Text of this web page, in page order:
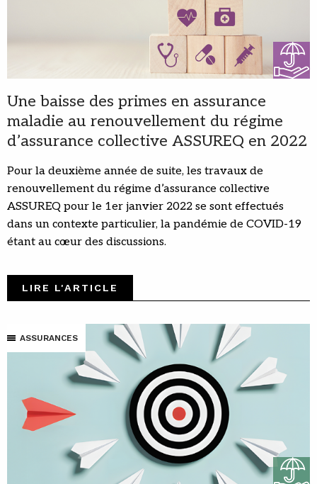
Une baisse des primes en assurance
maladie au renouvellement du régime
d’assurance collective ASSUREQ en 2022
Pour la deuxième année de suite, les travaux de
renouvellement du régime d’assurance collective
ASSUREQ pour le 1er janvier 2022 se sont effectués
dans un contexte particulier, la pandémie de COVID-19
étant au cœur des discussions.
LIRE L'ARTICLE
ASSURANCES